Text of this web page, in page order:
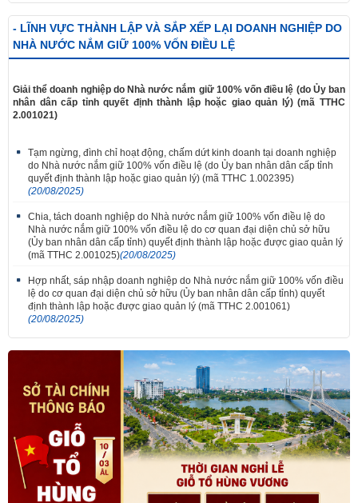
- LĨNH VỰC THÀNH LẬP VÀ SẮP XẾP LẠI DOANH NGHIỆP DO
NHÀ NƯỚC NẮM GIỮ 100% VỐN ĐIỀU LỆ
Giải thể doanh nghiệp do Nhà nước nắm giữ 100% vốn điều lệ (do Ủy ban
nhân dân cấp tỉnh quyết định thành lập hoặc giao quản lý) (mã TTHC
2.001021)
Tạm ngừng, đình chỉ hoạt động, chấm dứt kinh doanh tại doanh nghiệp
do Nhà nước nắm giữ 100% vốn điều lệ (do Ủy ban nhân dân cấp tỉnh
quyết định thành lập hoặc giao quản lý) (mã TTHC 1.002395)
(20/08/2025)
Chia, tách doanh nghiệp do Nhà nước nắm giữ 100% vốn điều lệ do
Nhà nước nắm giữ 100% vốn điều lệ do cơ quan đại diện chủ sở hữu
(Ủy ban nhân dân cấp tỉnh) quyết định thành lập hoặc được giao quản lý
(mã TTHC 2.001025)(20/08/2025)
Hợp nhất, sáp nhập doanh nghiệp do Nhà nước nắm giữ 100% vốn điều
lệ do cơ quan đại diện chủ sở hữu (Ủy ban nhân dân cấp tỉnh) quyết
định thành lập hoặc được giao quản lý (mã TTHC 2.001061)
(20/08/2025)